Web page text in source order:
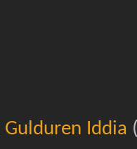
Iddia